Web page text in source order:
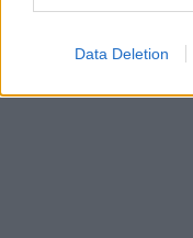
Data Deletion